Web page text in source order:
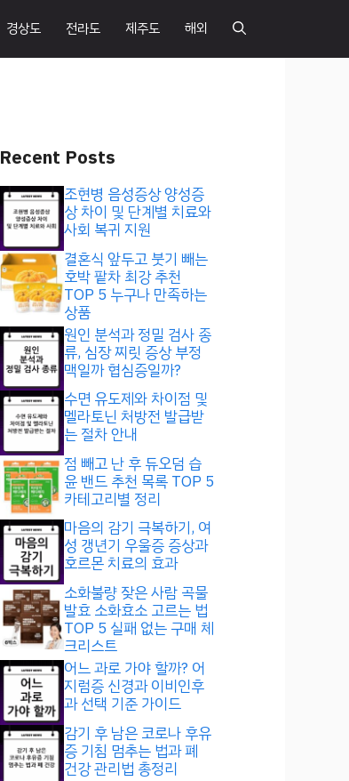
경상도 전라도 제주도 해외
Recent Posts
조현병 음성증상 양성증
상 차이 및 단계별 치료와
사회 복귀 지원
결혼식 앞두고 붓기 빼는
호박 팥차 최강 추천
TOP 5 누구나 만족하는
상품
원인 분석과 정밀 검사 종
류, 심장 찌릿 증상 부정
맥일까 협심증일까?
수면 유도제와 차이점 및
멜라토닌 처방전 발급받
는 절차 안내
점 빼고 난 후 듀오덤 습
윤 밴드 추천 목록 TOP 5
카테고리별 정리
마음의 감기 극복하기, 여
성 갱년기 우울증 증상과
호르몬 치료의 효과
소화불량 잦은 사람 곡물
발효 소화효소 고르는 법
TOP 5 실패 없는 구매 체
크리스트
어느 과로 가야 할까? 어
지럼증 신경과 이비인후
과 선택 기준 가이드
감기 후 남은 코로나 후유
증 기침 멈추는 법과 폐
건강 관리법 총정리